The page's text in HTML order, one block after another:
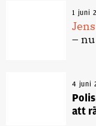
1 juni
–
4 juni
att